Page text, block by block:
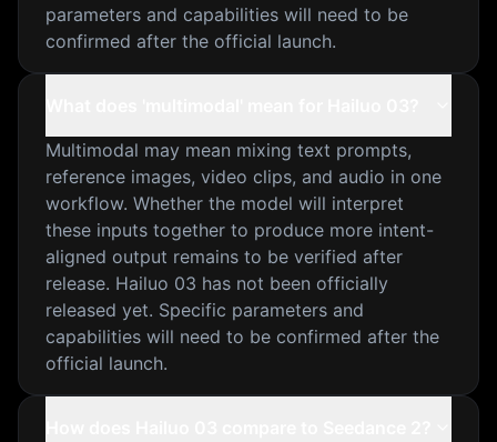
parameters and capabilities will need to be
confirmed after the official launch.
Multimodal may mean mixing text prompts,
reference images, video clips, and audio in one
workflow. Whether the model will interpret
these inputs together to produce more intent-
aligned output remains to be verified after
release. Hailuo 03 has not been officially
released yet. Specific parameters and
capabilities will need to be confirmed after the
official launch.